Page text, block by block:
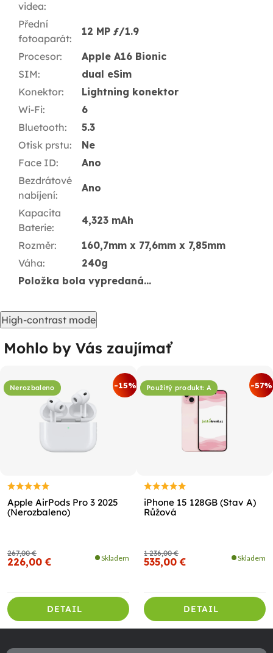
videa:
Přední
fotoaparát:
12 MP ƒ/1.9
Procesor:
Apple A16 Bionic
SIM:
dual eSim
Konektor:
Lightning konektor
Wi-Fi:
6
Bluetooth:
5.3
Otisk prstu:
Ne
Face ID:
Ano
Bezdrátové
nabíjení:
Ano
Kapacita
Baterie:
4,323 mAh
Rozměr:
160,7mm x 77,6mm x 7,85mm
Váha:
240g
Položka bola vypredaná…
High-contrast mode
Mohlo by Vás zaujímať
Nerozbaleno -15%
Apple AirPods Pro 3 2025
(Nerozbaleno)
267,00 €
226,00 € Skladem
DETAIL
Použitý produkt: A -57%
iPhone 15 128GB (Stav A)
Růžová
1 236,00 €
535,00 € Skladem
DETAIL